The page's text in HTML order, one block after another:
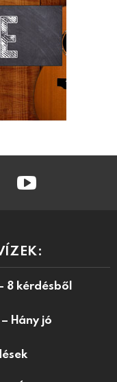
8 kérdésből
Hány jó